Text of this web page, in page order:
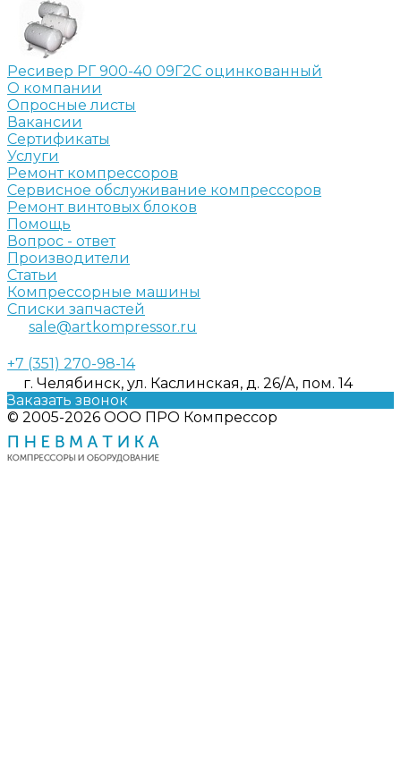
Ресивер РГ 900-40 09Г2С оцинкованный
О компании
Опросные листы
Вакансии
Сертификаты
Услуги
Ремонт компрессоров
Сервисное обслуживание компрессоров
Ремонт винтовых блоков
Помощь
Вопрос - ответ
Производители
Статьи
Компрессорные машины
Списки запчастей
sale@artkompressor.ru
+7 (351) 270-98-14
г. Челябинск, ул. Каслинская, д. 26/А, пом. 14
Заказать звонок
© 2005-2026 ООО ПРО Компрессор